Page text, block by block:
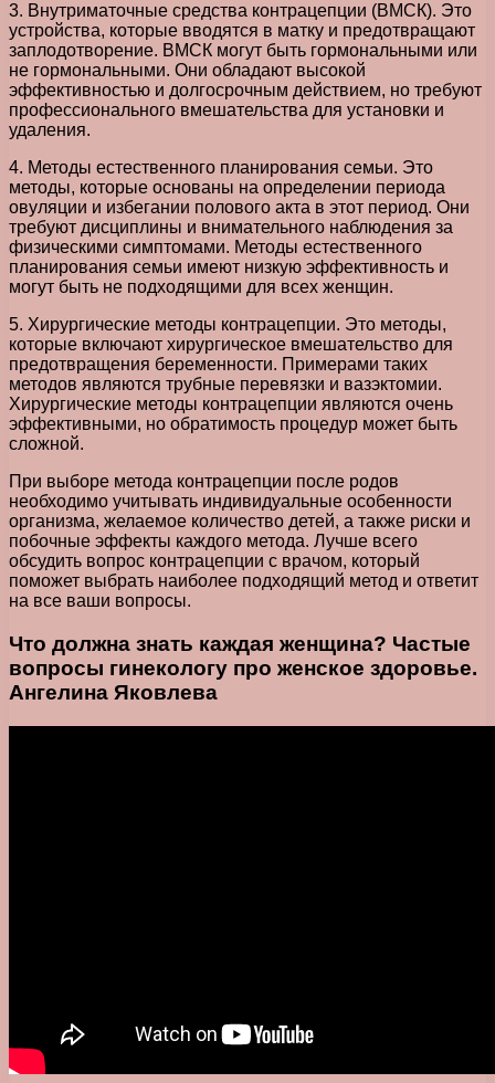
3. Внутриматочные средства контрацепции (ВМСК). Это
устройства, которые вводятся в матку и предотвращают
заплодотворение. ВМСК могут быть гормональными или
не гормональными. Они обладают высокой
эффективностью и долгосрочным действием, но требуют
профессионального вмешательства для установки и
удаления.
4. Методы естественного планирования семьи. Это
методы, которые основаны на определении периода
овуляции и избегании полового акта в этот период. Они
требуют дисциплины и внимательного наблюдения за
физическими симптомами. Методы естественного
планирования семьи имеют низкую эффективность и
могут быть не подходящими для всех женщин.
5. Хирургические методы контрацепции. Это методы,
которые включают хирургическое вмешательство для
предотвращения беременности. Примерами таких
методов являются трубные перевязки и вазэктомии.
Хирургические методы контрацепции являются очень
эффективными, но обратимость процедур может быть
сложной.
При выборе метода контрацепции после родов
необходимо учитывать индивидуальные особенности
организма, желаемое количество детей, а также риски и
побочные эффекты каждого метода. Лучше всего
обсудить вопрос контрацепции с врачом, который
поможет выбрать наиболее подходящий метод и ответит
на все ваши вопросы.
Что должна знать каждая женщина? Частые
вопросы гинекологу про женское здоровье.
Ангелина Яковлева